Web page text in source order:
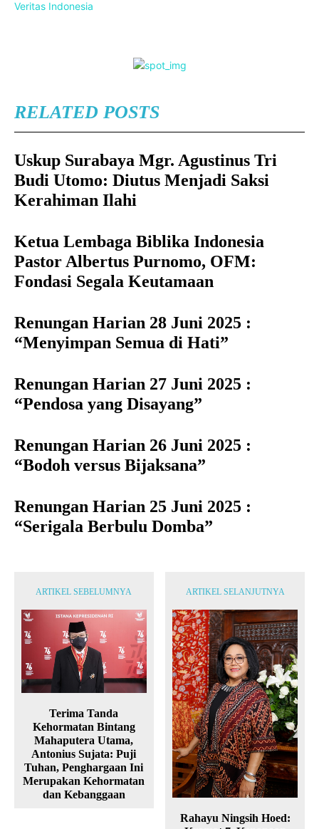
Veritas Indonesia
RELATED POSTS
Uskup Surabaya Mgr. Agustinus Tri
Budi Utomo: Diutus Menjadi Saksi
Kerahiman Ilahi
Ketua Lembaga Biblika Indonesia
Pastor Albertus Purnomo, OFM:
Fondasi Segala Keutamaan
Renungan Harian 28 Juni 2025 :
“Menyimpan Semua di Hati”
Renungan Harian 27 Juni 2025 :
“Pendosa yang Disayang”
Renungan Harian 26 Juni 2025 :
“Bodoh versus Bijaksana”
Renungan Harian 25 Juni 2025 :
“Serigala Berbulu Domba”
ARTIKEL SEBELUMNYA
Terima Tanda
Kehormatan Bintang
Mahaputera Utama,
Antonius Sujata: Puji
Tuhan, Penghargaan Ini
Merupakan Kehormatan
dan Kebanggaan
ARTIKEL SELANJUTNYA
Rahayu Ningsih Hoed: